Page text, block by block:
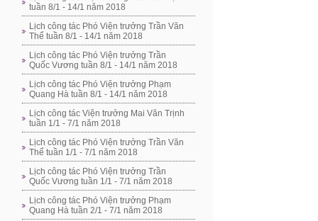
tuần 8/1 - 14/1 năm 2018
Lịch công tác Phó Viện trưởng Trần Văn
Thể tuần 8/1 - 14/1 năm 2018
Lịch công tác Phó Viện trưởng Trần
Quốc Vương tuần 8/1 - 14/1 năm 2018
Lịch công tác Phó Viện trưởng Phạm
Quang Hà tuần 8/1 - 14/1 năm 2018
Lịch công tác Viện trưởng Mai Văn Trịnh
tuần 1/1 - 7/1 năm 2018
Lịch công tác Phó Viện trưởng Trần Văn
Thể tuần 1/1 - 7/1 năm 2018
Lịch công tác Phó Viện trưởng Trần
Quốc Vương tuần 1/1 - 7/1 năm 2018
Lịch công tác Phó Viện trưởng Phạm
Quang Hà tuần 2/1 - 7/1 năm 2018